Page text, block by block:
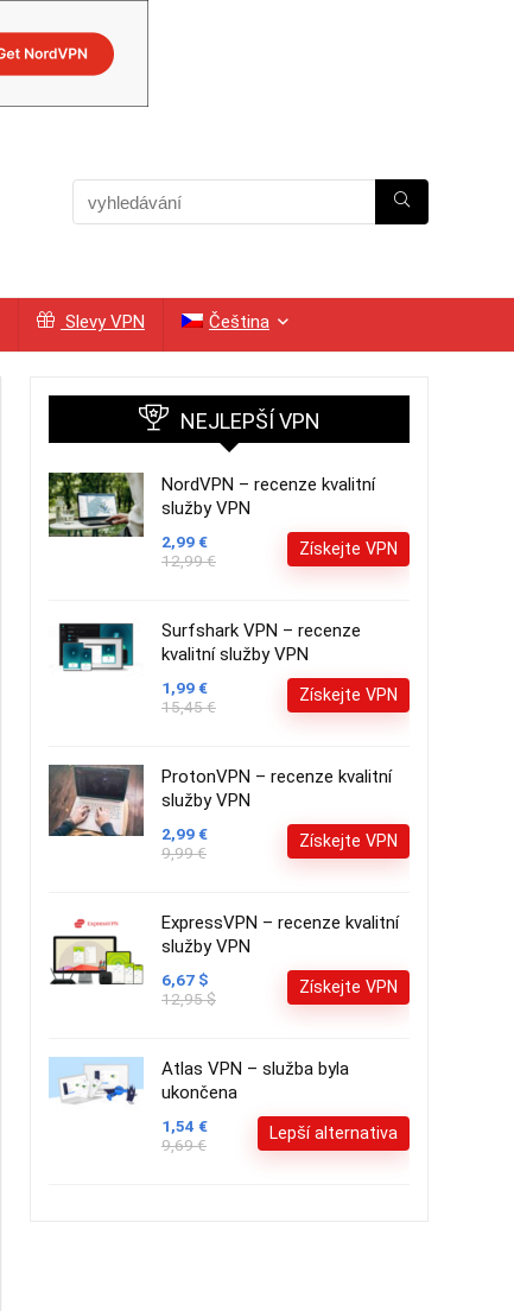
Slevy VPN Čeština
NEJLEPŠÍ VPN
NordVPN – recenze kvalitní
služby VPN
2,99 €
12,99 €
Získejte VPN
Surfshark VPN – recenze
kvalitní služby VPN
1,99 €
15,45 €
Získejte VPN
ProtonVPN – recenze kvalitní
služby VPN
2,99 €
9,99 €
Získejte VPN
ExpressVPN – recenze kvalitní
služby VPN
6,67 $
12,95 $
Získejte VPN
Atlas VPN – služba byla
ukončena
1,54 €
9,69 €
Lepší alternativa